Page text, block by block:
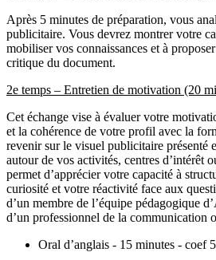
Après 5 minutes de préparation, vous
publicitaire. Vous devrez montrer votre
mobiliser vos connaissances et à
critique du document.
2e temps – Entretien de motivation (20
Cet échange vise à évaluer votre
et la cohérence de votre profil avec la
revenir sur le visuel publicitaire présenté
autour de vos activités, centres d’intérêt
permet d’apprécier votre capacité à
curiosité et votre réactivité face aux
d’un membre de l’équipe pédagogique
d’un professionnel de la communication
Oral d’anglais - 15 minutes - coef 5